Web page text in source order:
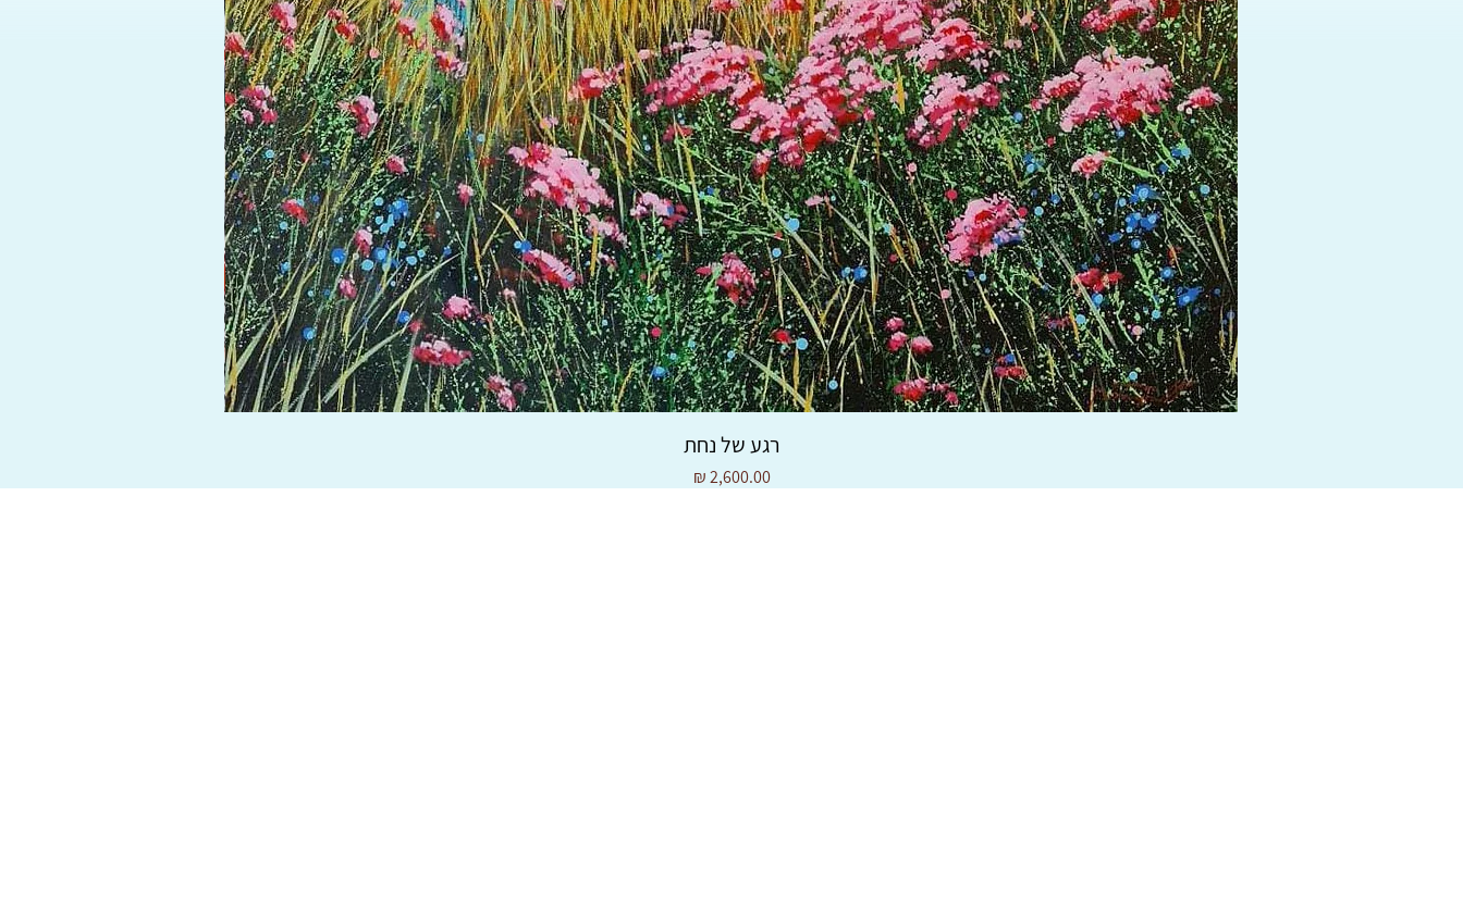
רגע של נחת
מחיר‏2,600.00 ‏₪